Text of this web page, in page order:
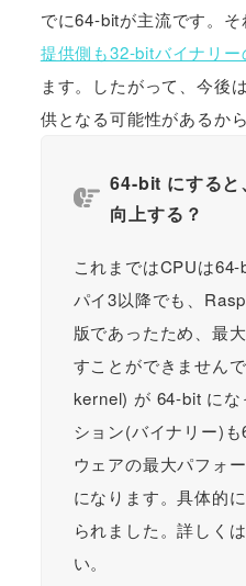
でに64-bitが主流です。そ
提供側も32-bitバイナリ
ます。したがって、今後
供となる可能性があるから
64-bit にすると
向上する？
これまではCPUは
パイ3以降でも、
版であったため、最
すことができません
kernel) が 64-bit にな
ション(バイナリー)
ウェアの最大パフォ
になります。具体的
られました。詳しくは
い。